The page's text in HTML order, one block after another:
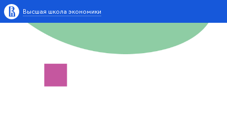
Высшая школа экономики